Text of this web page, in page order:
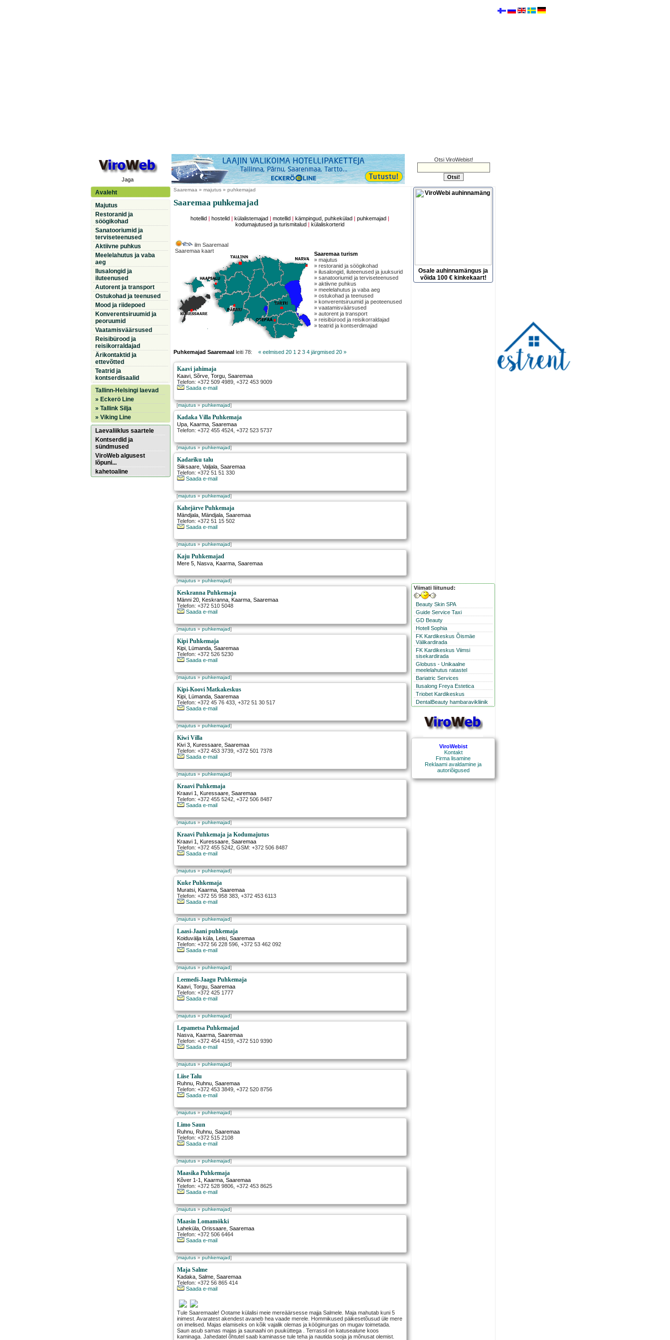
Jaga
Otsi ViroWebist!
Avaleht
Majutus
Restoranid ja
söögikohad
Sanatooriumid ja
terviseteenused
Aktiivne puhkus
Meelelahutus ja vaba
aeg
Ilusalongid ja
iluteenused
Autorent ja transport
Ostukohad ja teenused
Mood ja riidepoed
Konverentsiruumid ja
peoruumid
Vaatamisväärsused
Reisibürood ja
reisikorraldajad
Ärikontaktid ja
ettevõtted
Teatrid ja
kontserdisaalid
Tallinn-Helsingi laevad
» Eckerö Line
» Tallink Silja
» Viking Line
Laevaliiklus saartele
Kontserdid ja
sündmused
ViroWeb algusest
lõpuni...
kahetoaline
Saaremaa » majutus » puhkemajad
Saaremaa puhkemajad
hotellid hostelid külalistemajad |motellid kämpingud, puhkekülad |puhkemajad
kodumajutused ja turismitalud
külaliskorterid
ilm Saaremaal
Saaremaa kaart
Saaremaa turism
» majutus
» restoranid ja söögikohad
» ilusalongid, iluteenused ja juuksurid
» sanatooriumid ja terviseteenused
» aktiivne puhkus
» meelelahutus ja vaba aeg
» ostukohad ja teenused
» konverentsiruumid ja peoteenused
» vaatamisväärsused
» autorent ja transport
» reisibürood ja reisikorraldajad
» teatrid ja kontserdimajad
Puhkemajad Saaremaal leiti 78: « eelmised 20 1 2 3 4 järgmised 20 »
Kaavi jahimaja
Kaavi, Sõrve ,Torgu , Saaremaa
Telefon: +372 509 4989, +372 453 9009
Saada e-mail
[majutus»puhkemajad]
Kadaka Villa Puhkemaja
Upa Kaarma , Saaremaa
Telefon: +372 455 4524, +372 523 5737
[majutus»puhkemajad]
Kadariku talu
Siiksaare ,Valjala , Saaremaa
Telefon: +372 51 51 330
Saada e-mail
[majutus»puhkemajad]
Kahejärve Puhkemaja
Mändjala Mändjala , Saaremaa
Telefon: +372 51 15 502
Saada e-mail
[majutus»puhkemajad]
Kaju Puhkemajad
Mere 5, Nasva Kaarma , Saaremaa
[majutus»puhkemajad]
Keskranna Puhkemaja
Männi 20, Keskranna Kaarma , Saaremaa
Telefon: +372 510 5048
Saada e-mail
[majutus»puhkemajad]
Kipi Puhkemaja
Kipi Lümanda , Saaremaa
Telefon: +372 526 5230
Saada e-mail
[majutus»puhkemajad]
Kipi-Koovi Matkakeskus
Kipi Lümanda , Saaremaa
Telefon: +372 45 76 433, +372 51 30 517
Saada e-mail
[majutus»puhkemajad]
Kiwi Villa
Kivi 3 Kuressaare , Saaremaa
Telefon: +372 453 3739, +372 501 7378
Saada e-mail
[majutus»puhkemajad]
Kraavi Puhkemaja
Kraavi 1 Kuressaare , Saaremaa
Telefon: +372 455 5242, +372 506 8487
Saada e-mail
[majutus»puhkemajad]
Kraavi Puhkemaja ja Kodumajutus
Kraavi 1 Kuressaare , Saaremaa
Telefon: +372 455 5242, GSM: +372 506 8487
Saada e-mail
[majutus»puhkemajad]
Kuke Puhkemaja
Muratsi Kaarma , Saaremaa
Telefon: +372 55 958 383, +372 453 6113
Saada e-mail
[majutus»puhkemajad]
Laasi-Jaani puhkemaja
Koiduvälja küla Leisi , Saaremaa
Telefon: +372 56 228 596, +372 53 462 092
Saada e-mail
[majutus»puhkemajad]
Leemedi-Jaagu Puhkemaja
Kaavi ,Torgu , Saaremaa
Telefon: +372 425 1777
Saada e-mail
[majutus»puhkemajad]
Lepametsa Puhkemajad
Nasva Kaarma , Saaremaa
Telefon: +372 454 4159, +372 510 9390
Saada e-mail
[majutus»puhkemajad]
Liise Talu
Ruhnu Ruhnu , Saaremaa
Telefon: +372 453 3849, +372 520 8756
Saada e-mail
[majutus»puhkemajad]
Limo Saun
Ruhnu Ruhnu , Saaremaa
Telefon: +372 515 2108
Saada e-mail
[majutus»puhkemajad]
Maasika Puhkemaja
Kõver 1-1 Kaarma , Saaremaa
Telefon: +372 528 9806, +372 453 8625
Saada e-mail
[majutus»puhkemajad]
Maasin Lomamökki
Laheküla ,Orissaare , Saaremaa
Telefon: +372 506 6464
Saada e-mail
[majutus»puhkemajad]
Maja Salme
Kadaka ,Salme , Saaremaa
Telefon: +372 56 865 414
Saada e-mail
Tule Saaremaale! Ootame külalisi meie mereäärsesse majja Salmele. Maja mahutab kuni 5
inimest. Avaratest akendest avaneb hea vaade merele. Hommikused päikesetõusud üle mere
on imelised. Majas elamiseks on kõik vajalik olemas ja kööginurgas on mugav toimetada.
Saun asub samas majas ja saunaahi on puuküttega . Terrassil on katusealune koos
kaminaga. Jahedatel õhtutel saab kaminasse tule teha ja nautida sooja ja mõnusat olemist.
Osale auhinnamängus ja
võida 100 € kinkekaart!
Viimati liitunud:
Beauty Skin SPA
Guide Service Taxi
GD Beauty
Hotell Sophia
FK Kardikeskus Õismäe
Välikardirada
FK Kardikeskus Viimsi
sisekardirada
Globuss - Unikaalne
meelelahutus ratastel
Bariatric Services
Ilusalong Freya Estetica
Triobet Kardikeskus
DentalBeauty hambaravikliinik
ViroWebist
Kontakt
Firma lisamine
Reklaami avaldamine ja
autoriõigused